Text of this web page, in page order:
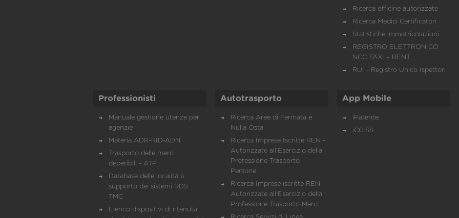
Ricerca officine autorizzate
Ricerca Medici Certificatori
Statistiche immatricolazioni
REGISTRO ELETTRONICO
NCC TAXI – RENT
RUI - Registro Unico Ispettori
Professionisti
Manuale gestione utenze per
agenzie
Materia ADR-RID-ADN
Trasporto delle merci
deperibili - ATP
Database delle località a
supporto dei sistemi RDS
TMC
Elenco dispositivi di ritenuta
Autotrasporto
Ricerca Aree di Fermata e
Nulla Osta
Ricerca Imprese Iscritte REN -
Autorizzate all'Esercizio della
Professione Trasporto
Persone
Ricerca Imprese iscritte REN -
Autorizzate all'Esercizio della
Professione Trasporto Merci
App Mobile
iPatente
iCCISS